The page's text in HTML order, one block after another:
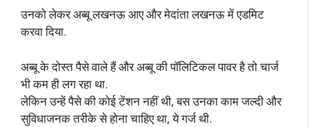
उनको लेकर अब्बू लखनऊ आए और मेदांता लखनऊ में एडमिट
करवा दिया.
अब्बू के दोस्त पैसे वाले हैं और अब्बू की पॉलिटिकल पावर है तो चार्ज
भी कम ही लग रहा था.
लेकिन उन्हें पैसे की कोई टेंशन नहीं थी, बस उनका काम जल्दी और
सुविधाजनक तरीके से होना चाहिए था, ये गर्ज थी.